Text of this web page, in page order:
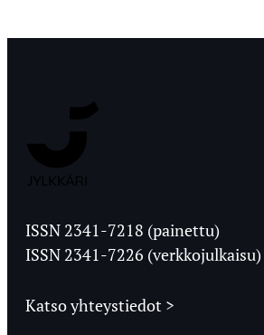
Ylioppilaslehti
ISSN 2341-7218 (painettu)
ISSN 2341-7226 (verkkojulkaisu)
Katso yhteystiedot >